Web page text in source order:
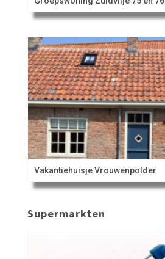
Vakantiehuisje Vrouwenpolder
Supermarkten